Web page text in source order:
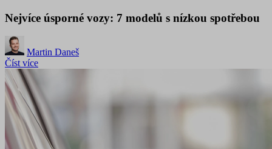
Nejvíce úsporné vozy: 7 modelů s nízkou spotřebou
Martin Daneš
Číst více